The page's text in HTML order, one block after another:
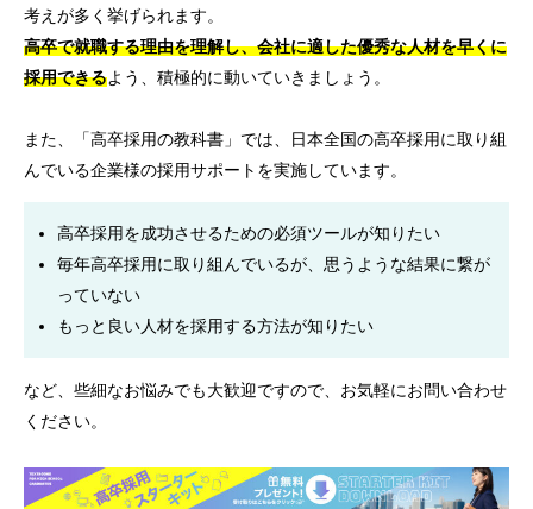
考えが多く挙げられます。
高卒で就職する理由を理解し、会社に適した優秀な人材を早くに
採用できるよう、積極的に動いていきましょう。
また、「高卒採用の教科書」では、日本全国の高卒採用に取り組
んでいる企業様の採用サポートを実施しています。
高卒採用を成功させるための必須ツールが知りたい
毎年高卒採用に取り組んでいるが、思うような結果に繋が
っていない
もっと良い人材を採用する方法が知りたい
など、些細なお悩みでも大歓迎ですので、お気軽にお問い合わせ
ください。